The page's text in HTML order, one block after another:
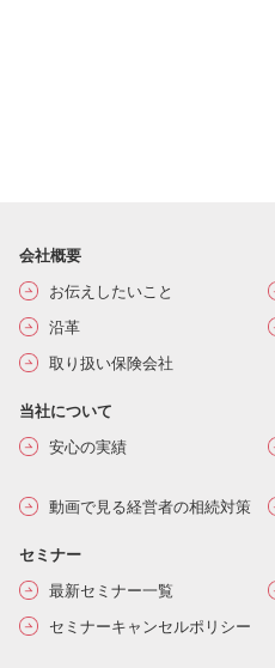
会社概要
お伝えしたいこと
沿革
取り扱い保険会社
当社について
安心の実績
動画で見る経営者の相続対策
セミナー
最新セミナー一覧
セミナーキャンセルポリシー